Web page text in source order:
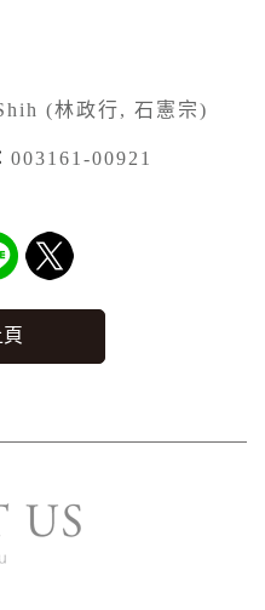
(林政行, 石憲宗)
003161-00921